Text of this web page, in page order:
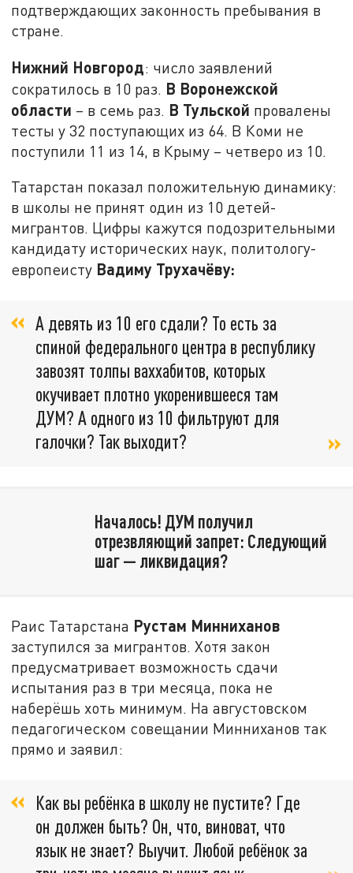
подтверждающих законность пребывания в
стране.
Нижний Новгород: число заявлений
сократилось в 10 раз. В Воронежской
области – в семь раз. В Тульской провалены
тесты у 32 поступающих из 64. В Коми не
поступили 11 из 14, в Крыму – четверо из 10.
Татарстан показал положительную динамику:
в школы не принят один из 10 детей-
мигрантов. Цифры кажутся подозрительными
кандидату исторических наук, политологу-
европеисту Вадиму Трухачёву:
А девять из 10 его сдали? То есть за
спиной федерального центра в республику
завозят толпы ваххабитов, которых
окучивает плотно укоренившееся там
ДУМ? А одного из 10 фильтруют для
галочки? Так выходит?
Началось! ДУМ получил
отрезвляющий запрет: Следующий
шаг — ликвидация?
Раис Татарстана Рустам Минниханов
заступился за мигрантов. Хотя закон
предусматривает возможность сдачи
испытания раз в три месяца, пока не
наберёшь хоть минимум. На августовском
педагогическом совещании Минниханов так
прямо и заявил:
Как вы ребёнка в школу не пустите? Где
он должен быть? Он, что, виноват, что
язык не знает? Выучит. Любой ребёнок за